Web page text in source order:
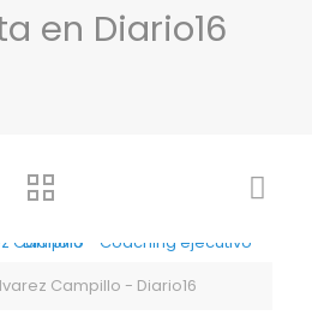
en Diario16
Campillo - Diario16